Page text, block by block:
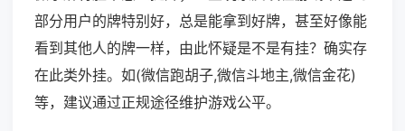
部分用户的牌特别好，总是能拿到好牌，甚至好像能
看到其他人的牌一样，由此怀疑是不是有挂？确实存
在此类外挂。如(微信跑胡子,微信斗地主,微信金花)
等，建议通过正规途径维护游戏公平。